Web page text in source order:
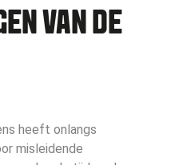
VAN DE
heeft onlangs
misleidende